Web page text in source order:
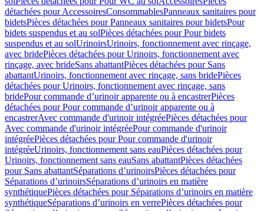
détachées pour AccessoiresConsommablesPanneaux sanitaires pour
bidetsPièces détachées pour Panneaux sanitaires pour bidetsPour
bidets suspendus et au solPièces détachées pour Pour bidets
suspendus et au solUrinoirsUrinoirs, fonctionnement avec rinçage,
avec bridePièces détachées pour Urinoirs, fonctionnement avec
rinçage, avec brideSans abattantPièces détachées pour Sans
abattantUrinoirs, fonctionnement avec rinçage, sans bridePièces
détachées pour Urinoirs, fonctionnement avec rinçage, sans
bridePour commande d’urinoir apparente ou à encastrerPièces
détachées pour Pour commande d’urinoir apparente ou à
encastrerAvec commande d'urinoir intégréePièces détachées pour
Avec commande d'urinoir intégréePour commande d'urinoir
intégréePièces détachées pour Pour commande d'urinoir
intégréeUrinoirs, fonctionnement sans eauPièces détachées pour
Urinoirs, fonctionnement sans eauSans abattantPièces détachées
pour Sans abattantSéparations d’urinoirsPièces détachées pour
Séparations d’urinoirsSéparations d’urinoirs en matière
synthétiquePièces détachées pour Séparations d’urinoirs en matière
synthétiqueSéparations d’urinoirs en verrePièces détachées pour